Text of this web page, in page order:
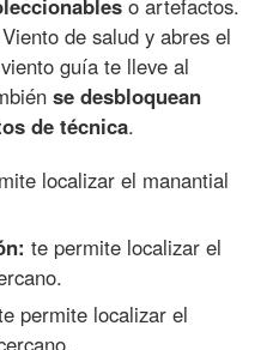
o artefactos.
de salud y abres el
guía te lleve al
se desbloquean
de técnica.
localizar el manantial
te permite localizar el
permite localizar el